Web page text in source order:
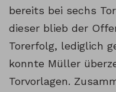
bereits bei sechs
dieser blieb der
Torerfolg, lediglich
konnte Müller
Torvorlagen.